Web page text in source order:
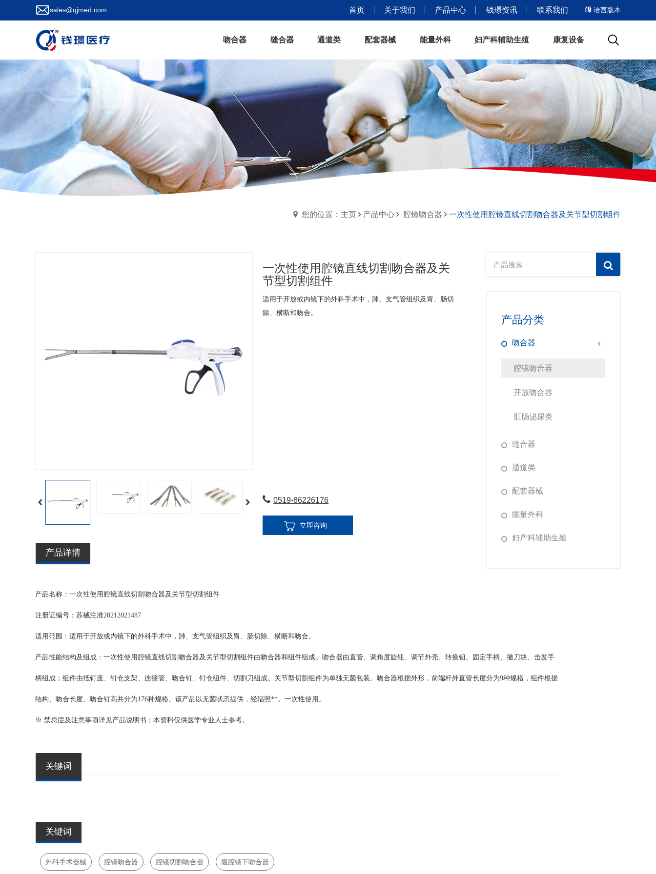
sales@qjmed.com 首页 关于我们 产品中心 钱璟资讯 联系我们 语言版本
吻合器 缝合器 通道类 配套器械 能量外科 妇产科辅助生殖 康复设备
您的位置：主页 产品中心 腔镜吻合器 一次性使用腔镜直线切割吻合器及关节型切割组件
产品分类
吻合器
腔镜吻合器
开放吻合器
肛肠泌尿类
缝合器
通道类
配套器械
能量外科
妇产科辅助生殖
一次性使用腔镜直线切割吻合器及关
节型切割组件
适用于开放或内镜下的外科手术中，肺、支气管组织及胃、肠切
除、横断和吻合。
0519-86226176
立即咨询
产品详情
产品名称：一次性使用腔镜直线切割吻合器及关节型切割组件
注册证编号：苏械注准20212021487
适用范围： 适用于开放或内镜下的外科手术中，肺、支气管组织及胃、肠切除、横断和吻合。
产品性能结构及组成：一次性使用腔镜直线切割吻合器及关节型切割组件由吻合器和组件组成。吻合器由直管、调角度旋钮、调节外壳、转换钮、固定手柄、撤刀块、击发手
柄组成；组件由抵钉座、钉仓支架、连接管、吻合钉、钉仓组件、切割刀组成。关节型切割组件为单独无菌包装。吻合器根据外形，前端杆外直管长度分为9种规格，组件根据
结构、吻合长度、吻合钉高共分为176种规格。该产品以无菌状态提供，经辐照**。一次性使用。
※ 禁忌症及注意事项详见产品说明书；本资料仅供医学专业人士参考。
关键词
关键词
外科手术器械 腔镜吻合器 腔镜切割吻合器 腹腔镜下吻合器